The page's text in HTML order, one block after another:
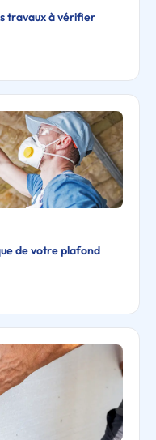
travaux à vérifier
de votre plafond